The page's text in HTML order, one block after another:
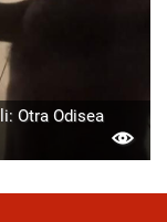
Otra Odisea